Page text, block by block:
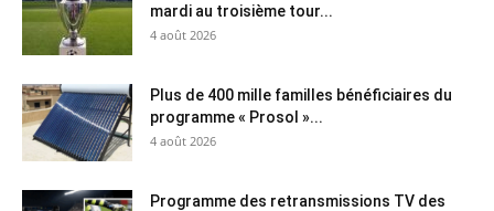
mardi au troisième tour...
4 août 2026
Plus de 400 mille familles bénéficiaires du
programme « Prosol »...
4 août 2026
Programme des retransmissions TV des